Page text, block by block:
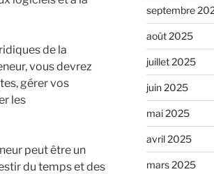
de la
vous devrez
gérer vos
les
peut être un
du temps et des
septembre
août 2025
juillet 2025
juin 2025
mai 2025
avril 2025
mars 2025